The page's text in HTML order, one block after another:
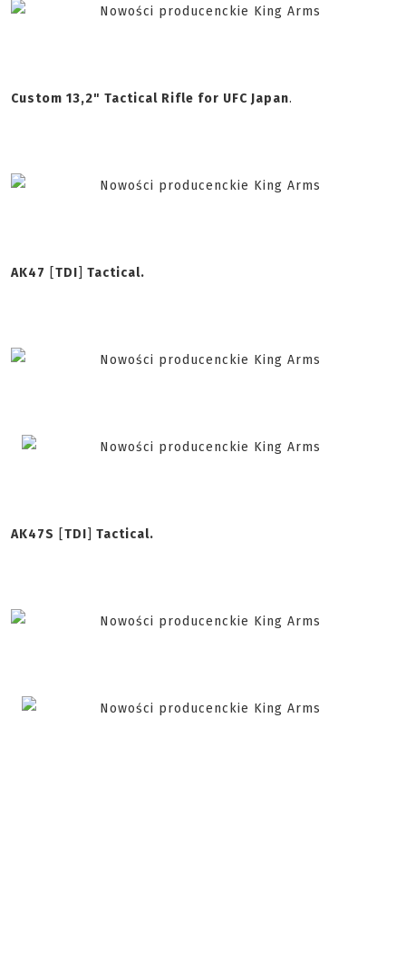
Custom 13,2" Tactical Rifle for UFC Japan.
AK47 [TDI] Tactical.
AK47S [TDI] Tactical.